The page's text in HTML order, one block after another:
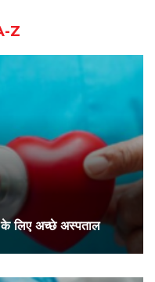
Z
के लिए अच्छे अस्पताल